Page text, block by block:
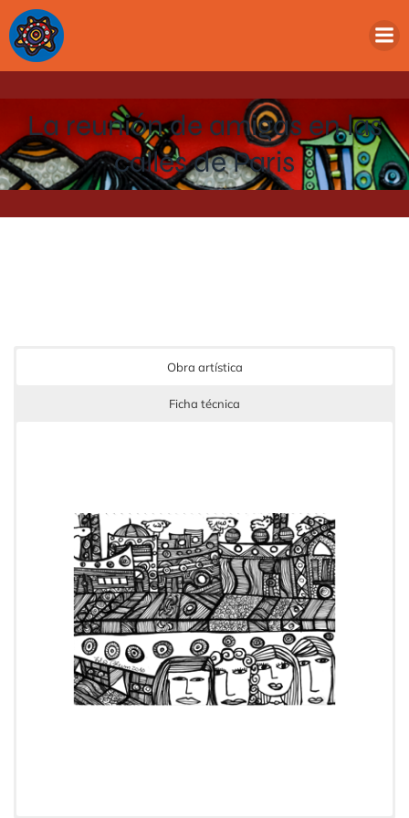
La reunión de amigas en las
calles de Paris
Obra artística
Ficha técnica